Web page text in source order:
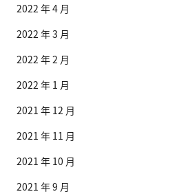
2022 年 4 月
2022 年 3 月
2022 年 2 月
2022 年 1 月
2021 年 12 月
2021 年 11 月
2021 年 10 月
2021 年 9 月